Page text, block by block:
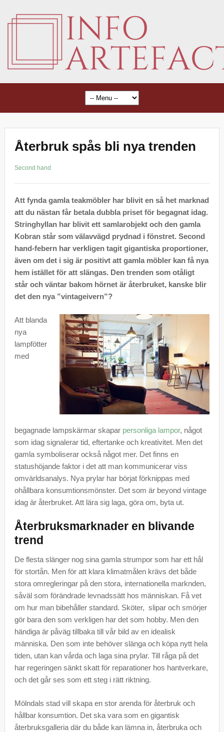
Återbruk spås bli nya trenden
Second hand
Att fynda gamla teakmöbler har blivit en så het marknad
att du nästan får betala dubbla priset för begagnat idag.
Stringhyllan har blivit ett samlarobjekt och den gamla
Kobran står som välavvägd prydnad i fönstret. Second
hand-febern har verkligen tagit gigantiska proportioner,
även om det i sig är positivt att gamla möbler kan få nya
hem istället för att slängas. Den trenden som otåligt
står och väntar bakom hörnet är återbruket, kanske blir
det den nya ”vintageivern”?
Att blanda
nya
lampfötter
med
begagnade lampskärmar skapar personliga lampor, något
som idag signalerar tid, eftertanke och kreativitet. Men det
gamla symboliserar också något mer. Det finns en
statushöjande faktor i det att man kommunicerar viss
omvärldsanalys. Nya prylar har börjat förknippas med
ohållbara konsumtionsmönster. Det som är beyond vintage
idag är återbruket. Att lära sig laga, göra om, byta ut.
Återbruksmarknader en blivande
trend
De flesta slänger nog sina gamla strumpor som har ett hål
för stortån. Men för att klara klimatmålen krävs det både
stora omregleringar på den stora, internationella marknden,
såväl som förändrade levnadssätt hos människan. Få vet
om hur man bibehåller standard. Sköter, slipar och smörjer
gör bara den som verkligen har det som hobby. Men den
händiga är påväg tillbaka till vår bild av en idealisk
människa. Den som inte behöver slänga och köpa nytt hela
tiden, utan kan vårda och laga sina prylar. Till råga på det
har regeringen sänkt skatt för reparationer hos hantverkare,
och det går ses som ett steg i rätt riktning.
Mölndals stad vill skapa en stor arenda för återbruk och
hållbar konsumtion. Det ska vara som en gigantisk
återbruksgalleria där du både kan lämna in, återbruka och